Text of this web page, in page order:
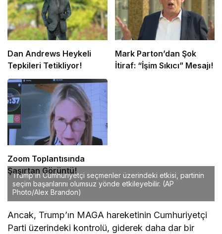
Dan Andrews Heykeli
Tepkileri Tetikliyor!
Mark Parton’dan Şok
İtiraf: “İşim Sıkıcı” Mesajı!
Zoom Toplantısında
Şaşırtan Görüntü!
Trump’ın Cumhuriyetçi seçmenler üzerindeki etkisi, partinin
seçim başarılarını olumsuz yönde etkileyebilir. (AP
Photo/Alex Brandon)
Ancak, Trump’ın MAGA hareketinin Cumhuriyetçi
Parti üzerindeki kontrolü, giderek daha dar bir